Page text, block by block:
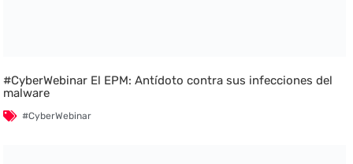
#CyberWebinar El EPM: Antídoto contra sus infecciones del
malware
#CyberWebinar